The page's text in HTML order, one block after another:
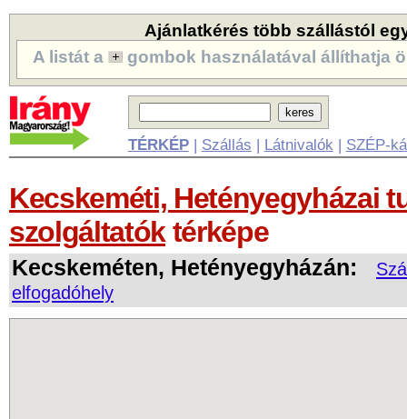
Ajánlatkérés több szállástól
A listát a
gombok használatával állíthatja
TÉRKÉP| Szállás | Látnivalók | SZÉP-
Kecskeméti, Hetényegyházai
szolgáltatók térképe
Kecskeméten, Hetényegyházán:
elfogadóhely